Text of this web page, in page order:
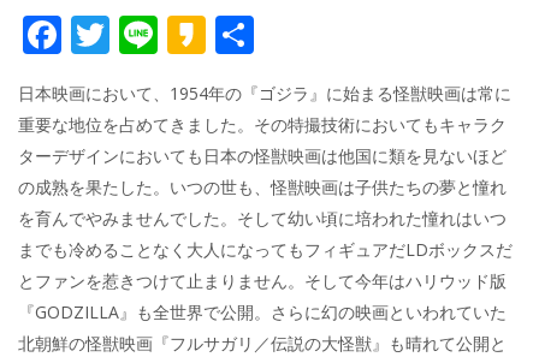
F
ac
e
b
o
o
k
T
itt
er
Li
e
K
a
k
a
o
有
日本映画において、1954年の『ゴジラ』に始まる怪獣映画は常に
重要な地位を占めてきました。その特撮技術においてもキャラク
ターデザインにおいても日本の怪獣映画は他国に類を見ないほど
の成熟を果たした。いつの世も、怪獣映画は子供たちの夢と憧れ
を育んでやみませんでした。そして幼い頃に培われた憧れはいつ
までも冷めることなく大人になってもフィギュアだLDボックスだ
とファンを惹きつけて止まりません。そして今年はハリウッド版
『GODZILLA』も全世界で公開。さらに幻の映画といわれていた
北朝鮮の怪獣映画『フルサガリ／伝説の大怪獣』も晴れて公開と